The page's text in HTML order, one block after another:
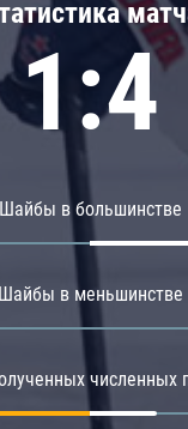
1:4
Шайбы в большинстве
Шайбы в меньшинстве
численных